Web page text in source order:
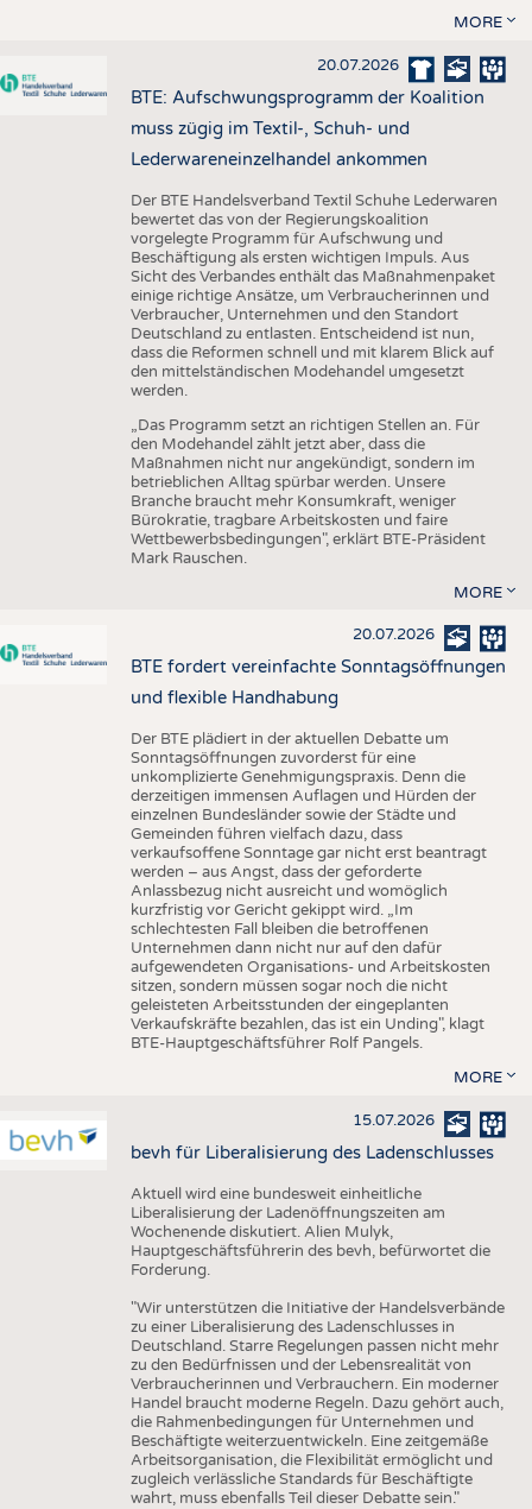
MORE
20.07.2026
BTE: Aufschwungsprogramm der Koalition
muss zügig im Textil-, Schuh- und
Lederwareneinzelhandel ankommen
Der BTE Handelsverband Textil Schuhe Lederwaren
bewertet das von der Regierungskoalition
vorgelegte Programm für Aufschwung und
Beschäftigung als ersten wichtigen Impuls. Aus
Sicht des Verbandes enthält das Maßnahmenpaket
einige richtige Ansätze, um Verbraucherinnen und
Verbraucher, Unternehmen und den Standort
Deutschland zu entlasten. Entscheidend ist nun,
dass die Reformen schnell und mit klarem Blick auf
den mittelständischen Modehandel umgesetzt
werden.
„Das Programm setzt an richtigen Stellen an. Für
den Modehandel zählt jetzt aber, dass die
Maßnahmen nicht nur angekündigt, sondern im
betrieblichen Alltag spürbar werden. Unsere
Branche braucht mehr Konsumkraft, weniger
Bürokratie, tragbare Arbeitskosten und faire
Wettbewerbsbedingungen", erklärt BTE-Präsident
Mark Rauschen.
MORE
20.07.2026
BTE fordert vereinfachte Sonntagsöffnungen
und flexible Handhabung
Der BTE plädiert in der aktuellen Debatte um
Sonntagsöffnungen zuvorderst für eine
unkomplizierte Genehmigungspraxis. Denn die
derzeitigen immensen Auflagen und Hürden der
einzelnen Bundesländer sowie der Städte und
Gemeinden führen vielfach dazu, dass
verkaufsoffene Sonntage gar nicht erst beantragt
werden – aus Angst, dass der geforderte
Anlassbezug nicht ausreicht und womöglich
kurzfristig vor Gericht gekippt wird. „Im
schlechtesten Fall bleiben die betroffenen
Unternehmen dann nicht nur auf den dafür
aufgewendeten Organisations- und Arbeitskosten
sitzen, sondern müssen sogar noch die nicht
geleisteten Arbeitsstunden der eingeplanten
Verkaufskräfte bezahlen, das ist ein Unding", klagt
BTE-Hauptgeschäftsführer Rolf Pangels.
MORE
15.07.2026
bevh für Liberalisierung des Ladenschlusses
Aktuell wird eine bundesweit einheitliche
Liberalisierung der Ladenöffnungszeiten am
Wochenende diskutiert. Alien Mulyk,
Hauptgeschäftsführerin des bevh, befürwortet die
Forderung.
"Wir unterstützen die Initiative der Handelsverbände
zu einer Liberalisierung des Ladenschlusses in
Deutschland. Starre Regelungen passen nicht mehr
zu den Bedürfnissen und der Lebensrealität von
Verbraucherinnen und Verbrauchern. Ein moderner
Handel braucht moderne Regeln. Dazu gehört auch,
die Rahmenbedingungen für Unternehmen und
Beschäftigte weiterzuentwickeln. Eine zeitgemäße
Arbeitsorganisation, die Flexibilität ermöglicht und
zugleich verlässliche Standards für Beschäftigte
wahrt, muss ebenfalls Teil dieser Debatte sein."